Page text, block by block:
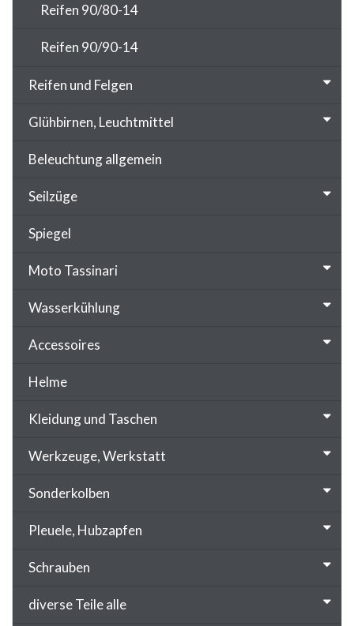
Reifen 90/80-14
Reifen 90/90-14
Reifen und Felgen
Glühbirnen, Leuchtmittel
Beleuchtung allgemein
Seilzüge
Spiegel
Moto Tassinari
Wasserkühlung
Accessoires
Helme
Kleidung und Taschen
Werkzeuge, Werkstatt
Sonderkolben
Pleuele, Hubzapfen
Schrauben
diverse Teile alle